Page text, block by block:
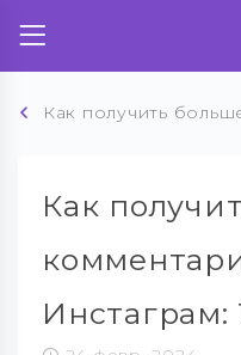
Как получить
Как
Инстаграм: